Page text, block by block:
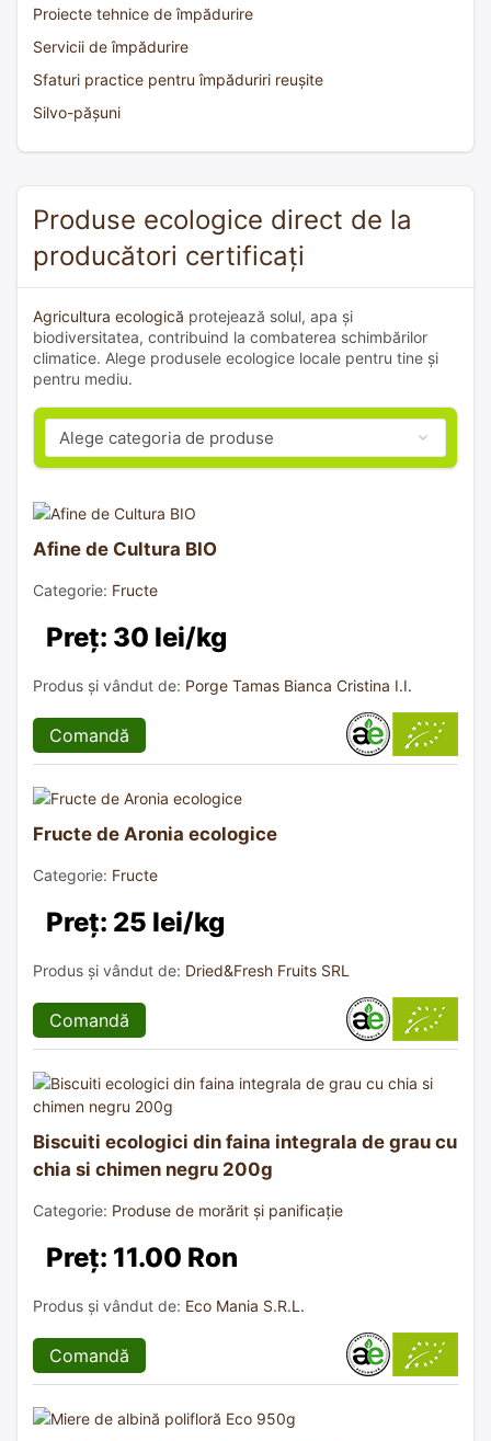
Proiecte tehnice de împădurire
Servicii de împădurire
Sfaturi practice pentru împăduriri reușite
Silvo-pășuni
Produse ecologice direct de la
producători certificați
Agricultura ecologică protejează solul, apa și
biodiversitatea, contribuind la combaterea schimbărilor
climatice. Alege produsele ecologice locale pentru tine și
pentru mediu.
Afine de Cultura BIO
Categorie: Fructe
Preț: 30 lei/kg
Produs și vândut de: Porge Tamas Bianca Cristina I.I.
Comandă
Fructe de Aronia ecologice
Categorie: Fructe
Preț: 25 lei/kg
Produs și vândut de: Dried&Fresh Fruits SRL
Comandă
Biscuiti ecologici din faina integrala de grau cu
chia si chimen negru 200g
Categorie: Produse de morărit și panificație
Preț: 11.00 Ron
Produs și vândut de: Eco Mania S.R.L.
Comandă